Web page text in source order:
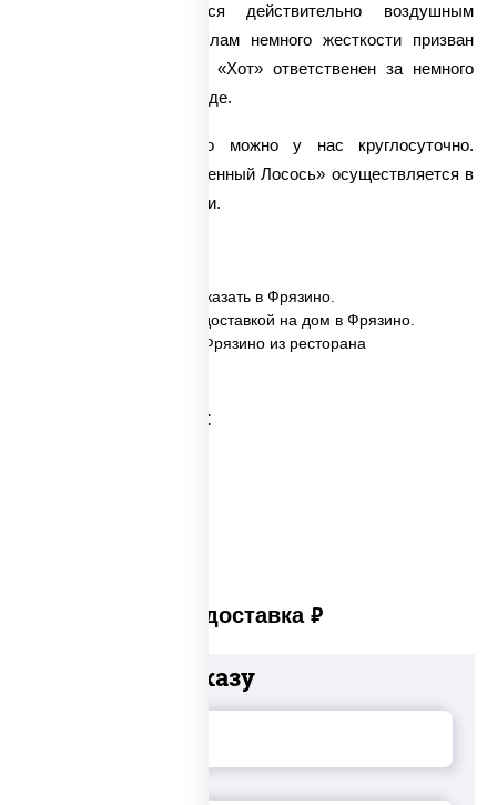
эффектно дополняются действительно воздушным
омлетом. Придать роллам немного жесткости призван
свежий огурец, а соус «Хот» ответственен за немного
островатые нотки в блюде.
Заказать такое блюдо можно у нас круглосуточно.
Доставка ролла «Запеченный Лосось» осуществляется в
самые кратчайшие сроки.
✅ Запеченный лосось заказать в Фрязино.
✅ Запеченный лосось с доставкой на дом в Фрязино.
✅ Запеченный лосось в Фрязино из ресторана
Категории товара:
Платная доставка руб
Добавьте к заказу